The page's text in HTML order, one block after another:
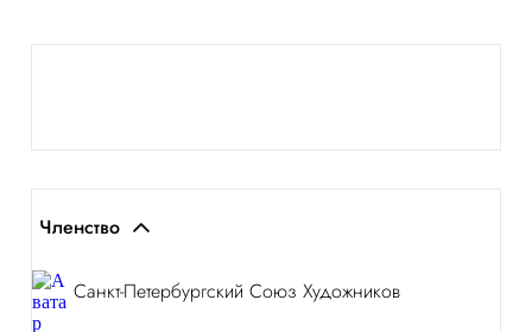
Членство
Санкт-Петербургский Союз Художников